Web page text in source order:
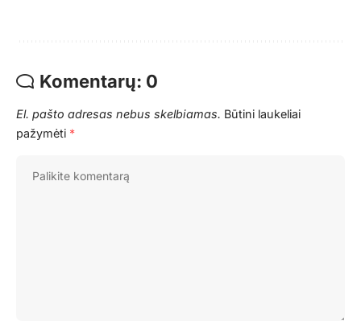
Komentarų: 0
El. pašto adresas nebus skelbiamas. Būtini laukeliai
pažymėti *